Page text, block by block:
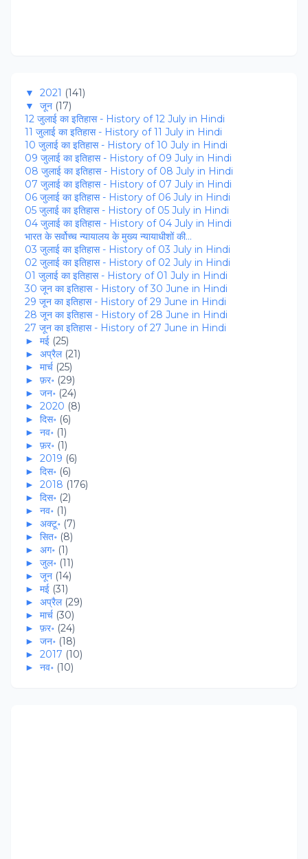
▼ 2021 (141)
▼
जून (17)
12 जुलाई का इतिहास - History of 12 July in Hindi
11 जुलाई का इतिहास - History of 11 July in Hindi
10 जुलाई का इतिहास - History of 10 July in Hindi
09 जुलाई का इतिहास - History of 09 July in Hindi
08 जुलाई का इतिहास - History of 08 July in Hindi
07 जुलाई का इतिहास - History of 07 July in Hindi
06 जुलाई का इतिहास - History of 06 July in Hindi
05 जुलाई का इतिहास - History of 05 July in Hindi
04 जुलाई का इतिहास - History of 04 July in Hindi
भारत के सर्वोच्च न्यायालय के मुख्य न्यायाधीशों की...
03 जुलाई का इतिहास - History of 03 July in Hindi
02 जुलाई का इतिहास - History of 02 July in Hindi
01 जुलाई का इतिहास - History of 01 July in Hindi
30 जून का इतिहास - History of 30 June in Hindi
29 जून का इतिहास - History of 29 June in Hindi
28 जून का इतिहास - History of 28 June in Hindi
27 जून का इतिहास - History of 27 June in Hindi
► मई (25)
► अप्रैल (21)
► मार्च (25)
► फ़र॰ (29)
► जन॰ (24)
► 2020 (8)
► दिस॰ (6)
► नव॰ (1)
► फ़र॰ (1)
► 2019 (6)
► दिस॰ (6)
► 2018 (176)
► दिस॰ (2)
► नव॰ (1)
► अक्टू॰ (7)
► सित॰ (8)
► अग॰ (1)
► जुल॰ (11)
► जून (14)
► मई (31)
► अप्रैल (29)
► मार्च (30)
► फ़र॰ (24)
► जन॰ (18)
► 2017 (10)
► नव॰ (10)